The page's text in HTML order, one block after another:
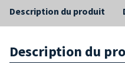
Description du produit
Description du